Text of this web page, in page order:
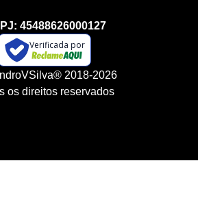
45488626000127
Verificada por
2018-2026
os direitos reservados